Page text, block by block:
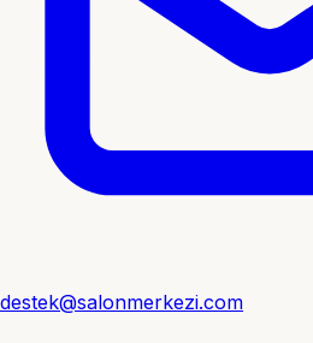
destek@salonmerkezi.com